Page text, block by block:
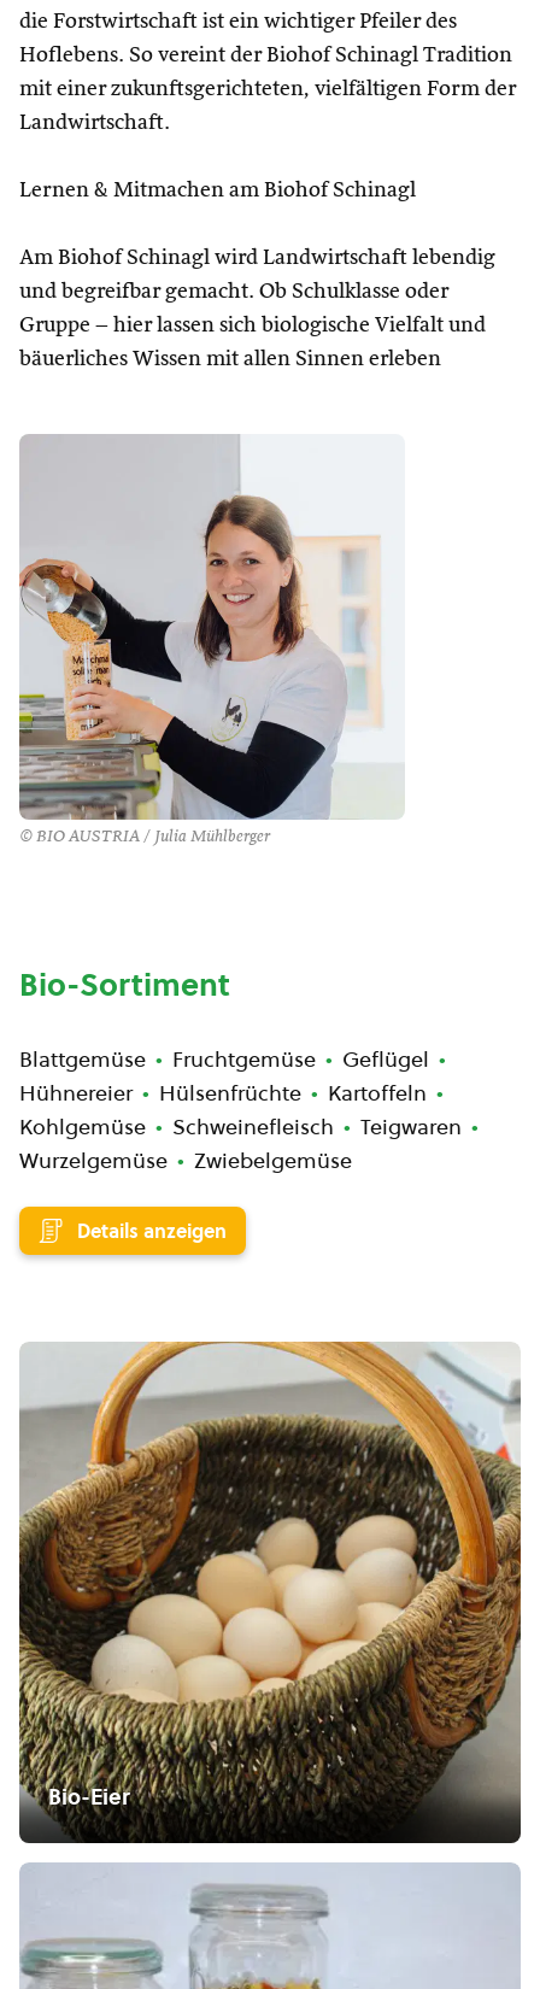
die Forstwirtschaft ist ein wichtiger Pfeiler des
Hoflebens. So vereint der Biohof Schinagl Tradition
mit einer zukunftsgerichteten, vielfältigen Form der
Landwirtschaft.
Lernen & Mitmachen am Biohof Schinagl
Am Biohof Schinagl wird Landwirtschaft lebendig
und begreifbar gemacht. Ob Schulklasse oder
Gruppe – hier lassen sich biologische Vielfalt und
bäuerliches Wissen mit allen Sinnen erleben
© BIO AUSTRIA / Julia Mühlberger
Bio-Sortiment
Blattgemüse Fruchtgemüse
Geflügel
Hühnereier
Hülsenfrüchte
Kartoffeln
Kohlgemüse
Schweinefleisch
Teigwaren
Wurzelgemüse
Zwiebelgemüse
Details anzeigen
Bio-Eier